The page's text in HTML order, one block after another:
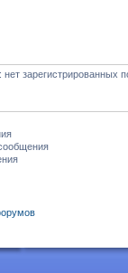
зарегистрированных